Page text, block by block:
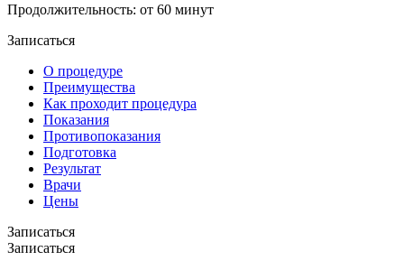
Продолжительность: от 60 минут
Записаться
О процедуре
Преимущества
Как проходит процедура
Показания
Противопоказания
Подготовка
Результат
Врачи
Цены
Записаться
Записаться